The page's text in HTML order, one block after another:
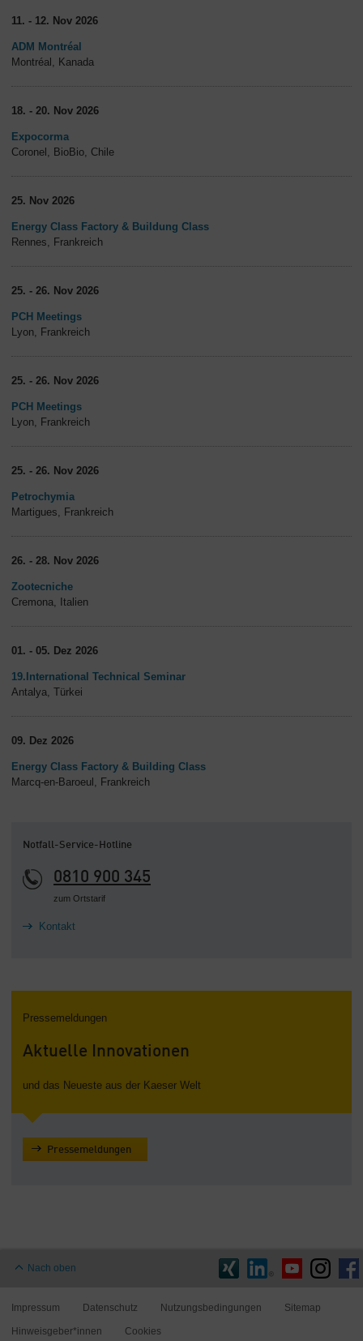
11. - 12. Nov 2026
ADM Montréal
Montréal, Kanada
18. - 20. Nov 2026
Expocorma
Coronel, BioBio, Chile
25. Nov 2026
Energy Class Factory & Buildung Class
Rennes, Frankreich
25. - 26. Nov 2026
PCH Meetings
Lyon, Frankreich
25. - 26. Nov 2026
PCH Meetings
Lyon, Frankreich
25. - 26. Nov 2026
Petrochymia
Martigues, Frankreich
26. - 28. Nov 2026
Zootecniche
Cremona, Italien
01. - 05. Dez 2026
19.International Technical Seminar
Antalya, Türkei
09. Dez 2026
Energy Class Factory & Building Class
Marcq-en-Baroeul, Frankreich
Notfall-Service-Hotline
0810 900 345
zum Ortstarif
Kontakt
Pressemeldungen
Aktuelle Innovationen
und das Neueste aus der Kaeser Welt
Pressemeldungen
Nach oben
Impressum Datenschutz Nutzungsbedingungen Sitemap
Hinweisgeber*innen Cookies